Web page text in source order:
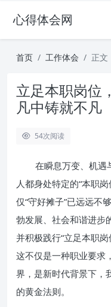
心得体会网
首页 工作体会 正文
立足本职岗位
凡中铸就不凡
54次阅读
在瞬息万变、机遇
人都身处特定的“本职
仅“守好摊子”已远远不
勃发展、社会和谐进步
并积极践行“立足本职岗
这不仅是一种职业要求
界，是新时代背景下，
的黄金法则。